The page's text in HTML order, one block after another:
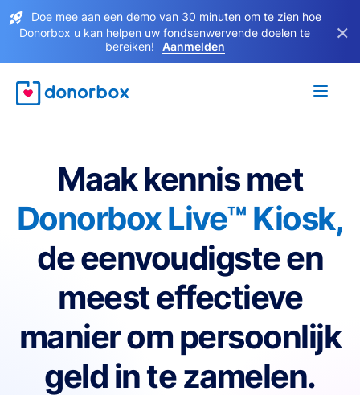
Doe mee aan een demo van 30 minuten om te zien hoe
Donorbox u kan helpen uw fondsenwervende doelen te
bereiken!
Aanmelden
×
Maak kennis met
Donorbox Live™ Kiosk,
de eenvoudigste en
meest effectieve
manier om persoonlijk
geld in te zamelen.